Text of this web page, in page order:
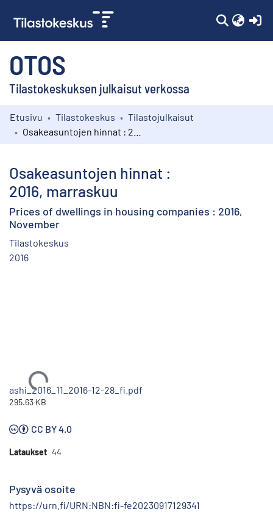
OTOS
Tilastokeskuksen julkaisut verkossa
Kokoelmat
Etusivu Tilastokeskus
Tilastojulkaisut
Osakeasuntojen hinnat :
2016, marraskuu
Prices of dwellings in housing companies : 2016,
November
Tilastokeskus
2016
Ladataan...
ashi_2016_11_2016-12-28_fi.pdf
295.63 KB
CC BY 4.0
Lataukset 44
Pysyvä osoite
https://urn.fi/URN:NBN:fi-fe20230917129341